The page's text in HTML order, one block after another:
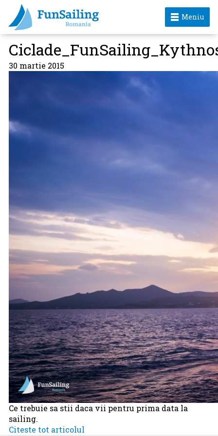
Meniu
30 martie 2015
Ce trebuie sa stii daca vii pentru prima data la
sailing.
Citeste tot articolul